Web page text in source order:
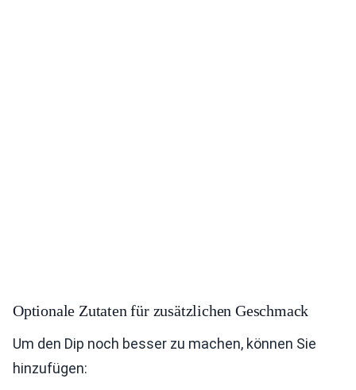
Optionale Zutaten für zusätzlichen Geschmack
Um den Dip noch besser zu machen, können Sie
hinzufügen: